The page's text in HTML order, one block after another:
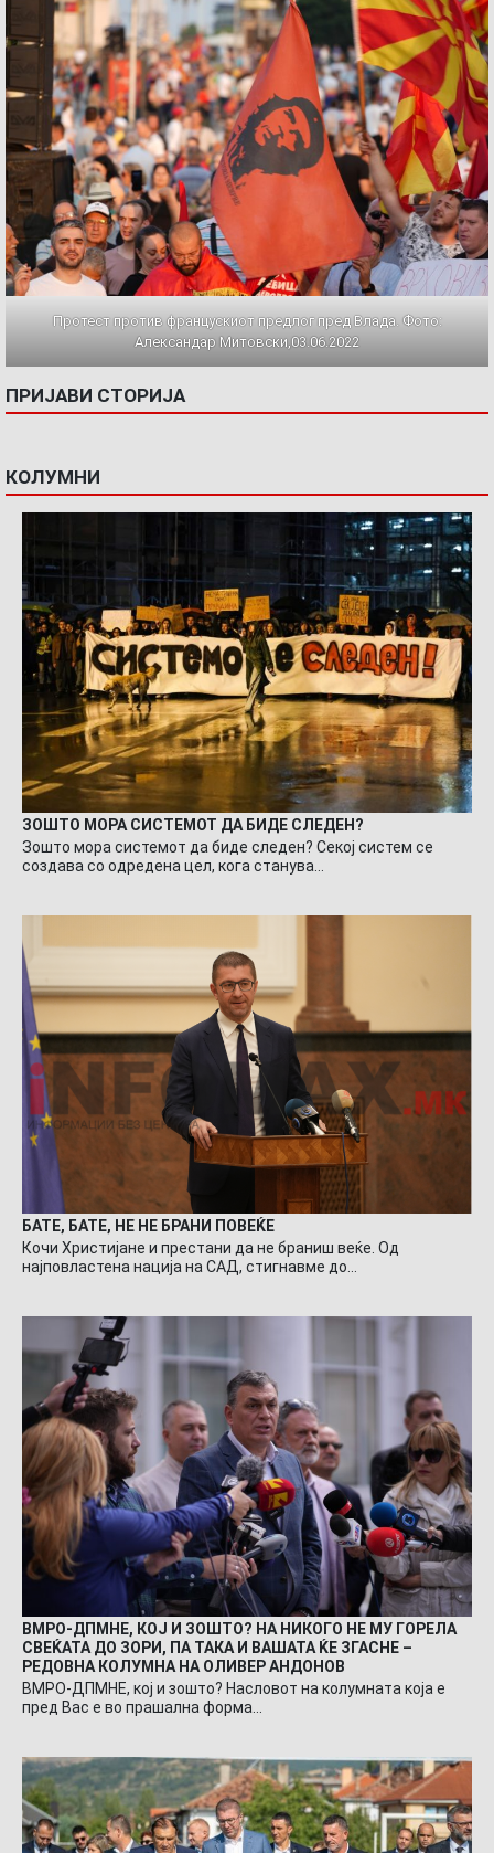
Протест против францускиот предлог пред Влада. Фото:
Александар Митовски,03.06.2022
ПРИЈАВИ СТОРИЈА
КОЛУМНИ
ЗОШТО МОРА СИСТЕМОТ ДА БИДЕ СЛЕДЕН?
Зошто мора системот да биде следен? Секој систем се
создава со одредена цел, кога станува…
БАТЕ, БАТЕ, НЕ НЕ БРАНИ ПОВЕЌЕ
Кочи Христијане и престани да не браниш веќе. Од
најповластена нација на САД, стигнавме до…
ВМРО-ДПМНЕ, КОЈ И ЗОШТО? НА НИКОГО НЕ МУ ГОРЕЛА
СВЕЌАТА ДО ЗОРИ, ПА ТАКА И ВАШАТА ЌЕ ЗГАСНЕ –
РЕДОВНА КОЛУМНА НА ОЛИВЕР АНДОНОВ
ВМРО-ДПМНЕ, кој и зошто? Насловот на колумната која е
пред Вас е во прашална форма…